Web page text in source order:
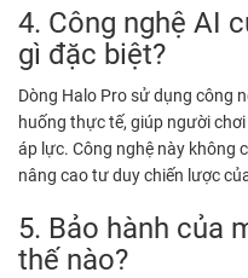
4. Công nghệ AI
gì đặc biệt?
Dòng Halo Pro sử dụng công
huống thực tế, giúp người
áp lực. Công nghệ này không
nâng cao tư duy chiến lược
5. Bảo hành của
thế nào?